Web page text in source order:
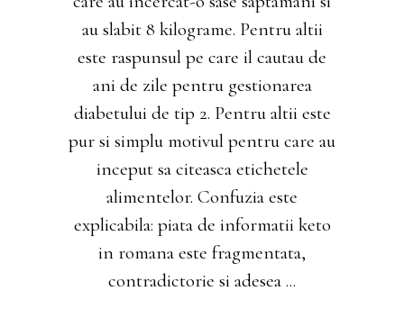
au slabit 8 kilograme. Pentru altii
este raspunsul pe care il cautau de
ani de zile pentru gestionarea
diabetului de tip 2. Pentru altii este
pur si simplu motivul pentru care au
inceput sa citeasca etichetele
alimentelor. Confuzia este
explicabila: piata de informatii keto
in romana este fragmentata,
contradictorie si adesea